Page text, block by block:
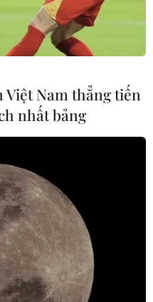
tư duy đổi mới, phù
nước, mục tiêu phát
hải Trung bộ, với tư
nhiên.
Việt Nam thẳng tiến
nhất bảng